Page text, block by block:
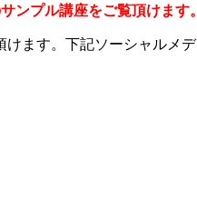
ンプル講座をご覧頂けます。
ます。下記ソーシャルメ